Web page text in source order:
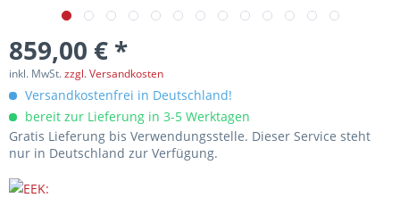
859,00 € *
inkl. MwSt.zzgl. Versandkosten
Versandkostenfrei in Deutschland!
bereit zur Lieferung in 3-5 Werktagen
Gratis Lieferung bis Verwendungsstelle. Dieser Service steht
nur in Deutschland zur Verfügung.